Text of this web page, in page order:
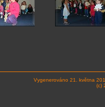
Vygenerováno 21. května
(c)